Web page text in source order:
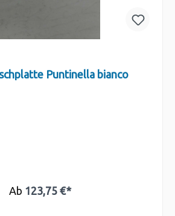
Puntinella bianco
Ab 123,75 €*